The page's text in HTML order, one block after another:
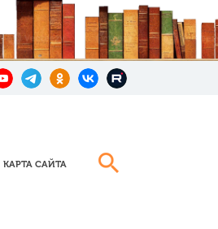
КАРТА САЙТА